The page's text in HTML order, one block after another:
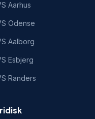
Aarhus
Odense
Aalborg
Esbjerg
Randers